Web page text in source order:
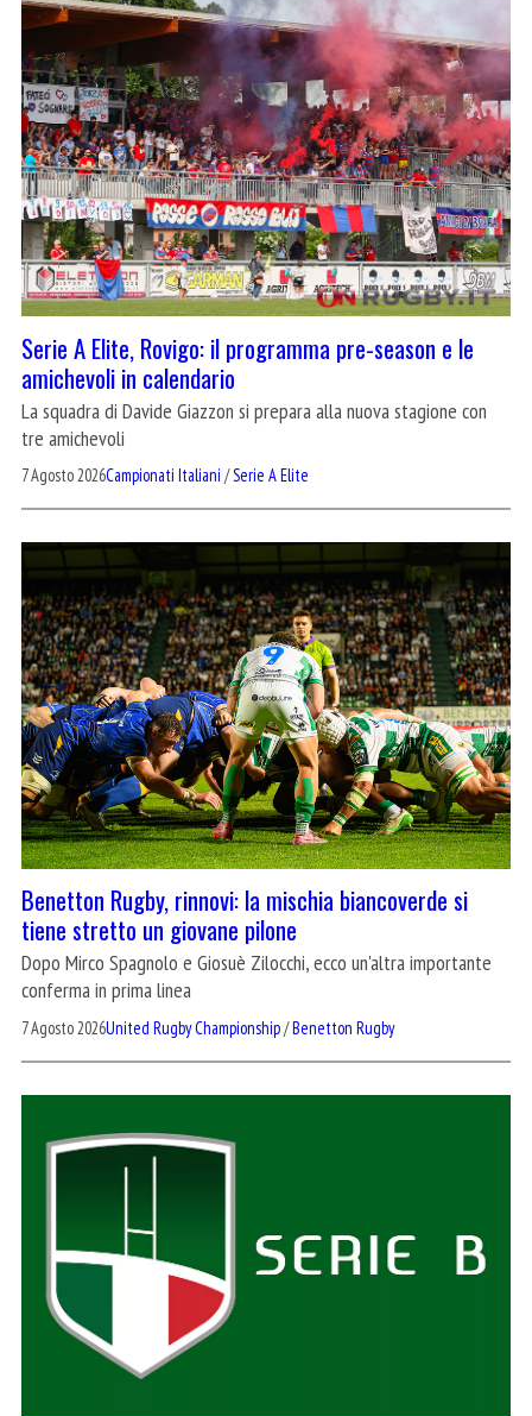
Serie A Elite, Rovigo: il programma pre-season e le
amichevoli in calendario
La squadra di Davide Giazzon si prepara alla nuova stagione con
tre amichevoli
7 Agosto 2026Campionati Italiani /Serie A Elite
Benetton Rugby, rinnovi: la mischia biancoverde si
tiene stretto un giovane pilone
Dopo Mirco Spagnolo e Giosuè Zilocchi, ecco un'altra importante
conferma in prima linea
7 Agosto 2026United Rugby Championship/Benetton Rugby